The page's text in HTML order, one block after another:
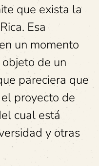
que exista la
Esa
un momento
de un
pareciera que
proyecto de
cual está
y otras